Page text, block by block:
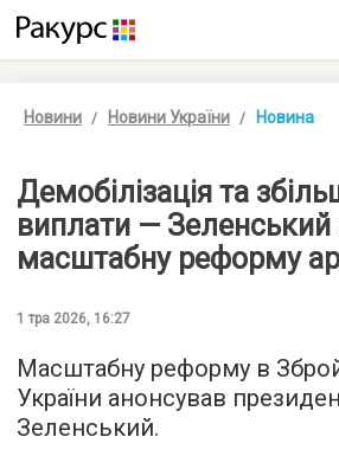
Новини Новини України Новина
Демобілізація та
виплати — Зеленський
масштабну реформу
1 тра 2026, 16:27
Масштабну реформу в
України анонсував
Зеленський.